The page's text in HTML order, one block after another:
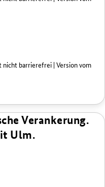
nicht barrierefrei | Version vom
Verankerung.
Ulm.